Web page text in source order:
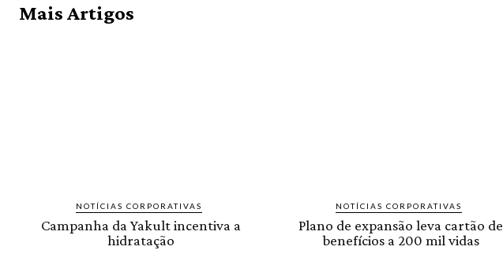
Mais Artigos
NOTÍCIAS CORPORATIVAS
Campanha da Yakult incentiva a
hidratação
NOTÍCIAS CORPORATIVAS
Plano de expansão leva cartão de
benefícios a 200 mil vidas